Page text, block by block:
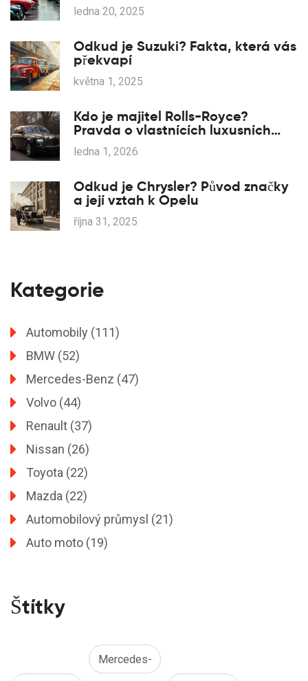
ledna 20, 2025
Odkud je Suzuki? Fakta, která vás
překvapí
května 1, 2025
Kdo je majitel Rolls-Royce?
Pravda o vlastnících luxusních
automobilů
ledna 1, 2026
Odkud je Chrysler? Původ značky
a její vztah k Opelu
října 31, 2025
Kategorie
Automobily (111)
BMW (52)
Mercedes-Benz (47)
Volvo (44)
Renault (37)
Nissan (26)
Toyota (22)
Mazda (22)
Automobilový průmysl (21)
Auto moto (19)
Štítky
Mercedes-